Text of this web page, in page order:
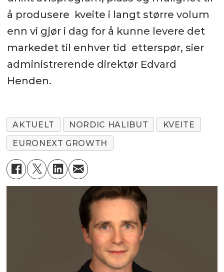
å produsere kveite i langt større volum
enn vi gjør i dag for å kunne levere det
markedet til enhver tid etterspør, sier
administrerende direktør Edvard
Henden.
AKTUELT NORDIC HALIBUT
KVEITE
EURONEXT GROWTH